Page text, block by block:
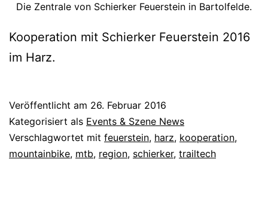
Die Zentrale von Schierker Feuerstein in Bartolfelde.
Kooperation mit Schierker Feuerstein 2016
im Harz.
Veröffentlicht am 26. Februar 2016
Kategorisiert als Events & Szene News
Verschlagwortet mit feuerstein, harz, kooperation,
mountainbike, mtb, region, schierker, trailtech